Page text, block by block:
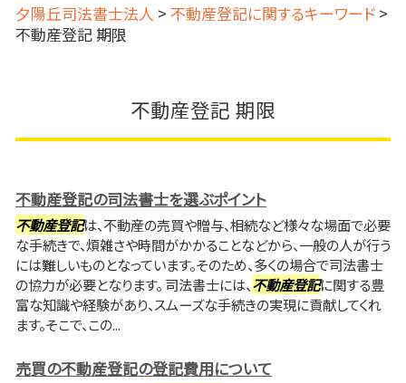
夕陽丘司法書士法人 > 不動産登記に関するキーワード >
不動産登記 期限
不動産登記 期限
不動産登記の司法書士を選ぶポイント
不動産登記は、不動産の売買や贈与、相続など様々な場面で必要
な手続きで、煩雑さや時間がかかることなどから、一般の人が行う
には難しいものとなっています。そのため、多くの場合で司法書士
の協力が必要となります。 司法書士には、不動産登記に関する豊
富な知識や経験があり、スムーズな手続きの実現に貢献してくれ
ます。そこで、この...
売買の不動産登記の登記費用について